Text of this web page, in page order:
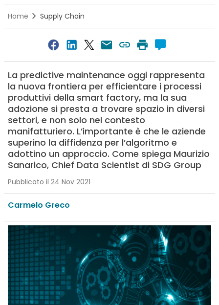
Home Supply Chain
La predictive maintenance oggi rappresenta
la nuova frontiera per efficientare i processi
produttivi della smart factory, ma la sua
adozione si presta a trovare spazio in diversi
settori, e non solo nel contesto
manifatturiero. L’importante è che le aziende
superino la diffidenza per l’algoritmo e
adottino un approccio. Come spiega Maurizio
Sanarico, Chief Data Scientist di SDG Group
Pubblicato il 24 Nov 2021
Carmelo Greco